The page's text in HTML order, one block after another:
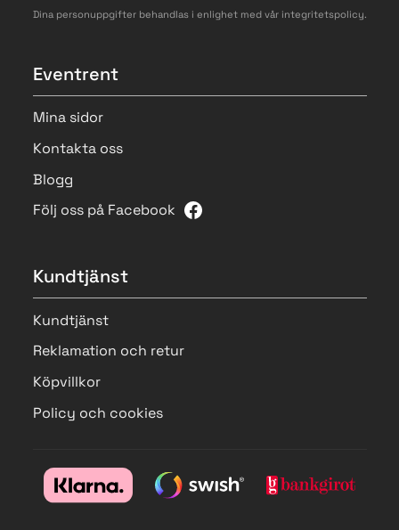
Dina personuppgifter behandlas i enlighet med vår integritetspolicy.
Eventrent
Mina sidor
Kontakta oss
Blogg
Följ oss på Facebook
Kundtjänst
Kundtjänst
Reklamation och retur
Köpvillkor
Policy och cookies